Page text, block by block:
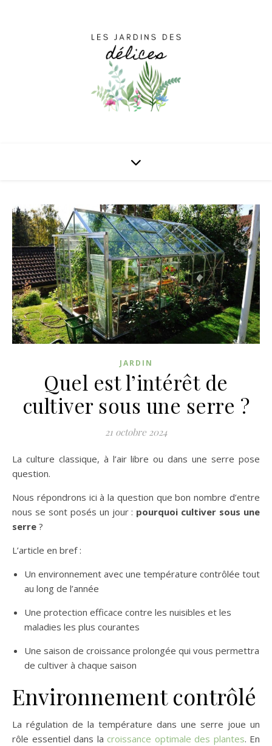
JARDIN
Quel est l’intérêt de
cultiver sous une serre ?
21 octobre 2024
La culture classique, à l’air libre ou dans une serre pose
question.
Nous répondrons ici à la question que bon nombre d’entre
nous se sont posés un jour : pourquoi cultiver sous une
serre ?
L’article en bref :
Un environnement avec une température contrôlée tout
au long de l’année
Une protection efficace contre les nuisibles et les
maladies les plus courantes
Une saison de croissance prolongée qui vous permettra
de cultiver à chaque saison
Environnement contrôlé
La régulation de la température dans une serre joue un
rôle essentiel dans la croissance optimale des plantes. En